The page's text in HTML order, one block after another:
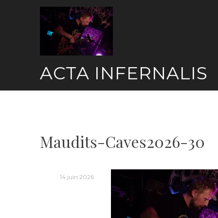
ACTA INFERNALIS
Maudits-Caves2026-30
14 juin 2026